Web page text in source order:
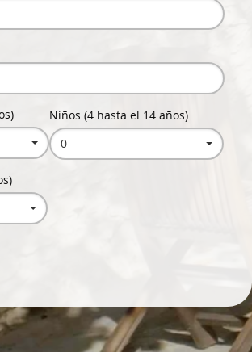
Niños (4 hasta el 14 años)
0